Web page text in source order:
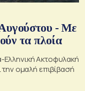
- Με
τα πλοία
Ακτοφυλακή
την ομαλή επιβίβασή